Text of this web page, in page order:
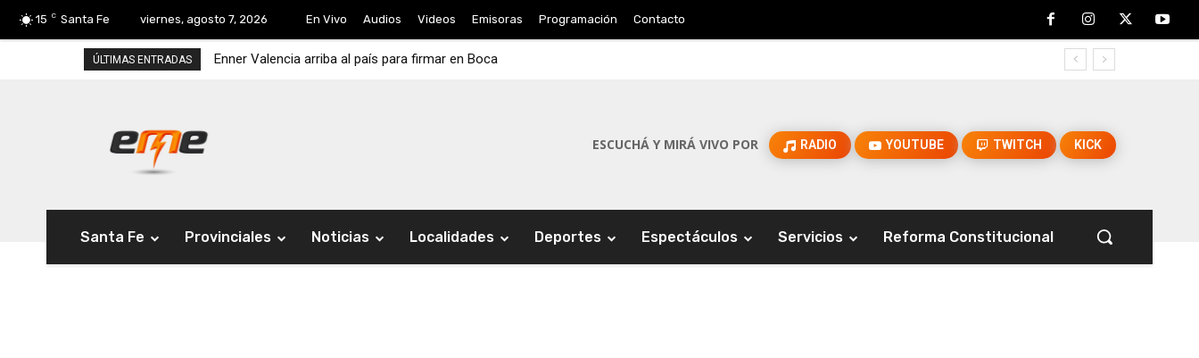
15 C Santa Fe viernes, agosto 7, 2026 En Vivo Audios Videos Emisoras Programación Contacto
ÚLTIMAS ENTRADAS Enner Valencia arriba al país para firmar en Boca
ESCUCHÁ Y MIRÁ VIVO POR RADIO YOUTUBE TWITCH KICK
Santa Fe Provinciales Noticias Localidades Deportes Espectáculos Servicios Reforma Constitucional